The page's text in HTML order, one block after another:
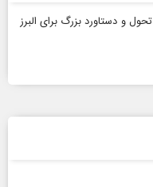
کمتر از ۲ سال یک تحول و دستاورد بزرگ برای البرز